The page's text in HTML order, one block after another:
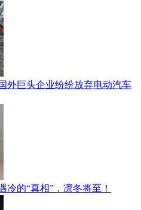
外巨头企业纷纷放弃电动汽车
的“真相”，凛冬将至！